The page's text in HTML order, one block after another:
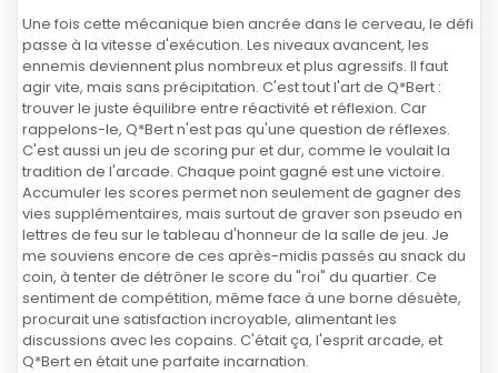
Une fois cette mécanique bien ancrée dans le cerveau, le défi
passe à la vitesse d'exécution. Les niveaux avancent, les
ennemis deviennent plus nombreux et plus agressifs. Il faut
agir vite, mais sans précipitation. C'est tout l'art de Q*Bert :
trouver le juste équilibre entre réactivité et réflexion. Car
rappelons-le, Q*Bert n'est pas qu'une question de réflexes.
C'est aussi un jeu de scoring pur et dur, comme le voulait la
tradition de l'arcade. Chaque point gagné est une victoire.
Accumuler les scores permet non seulement de gagner des
vies supplémentaires, mais surtout de graver son pseudo en
lettres de feu sur le tableau d'honneur de la salle de jeu. Je
me souviens encore de ces après-midis passés au snack du
coin, à tenter de détrôner le score du "roi" du quartier. Ce
sentiment de compétition, même face à une borne désuète,
procurait une satisfaction incroyable, alimentant les
discussions avec les copains. C'était ça, l'esprit arcade, et
Q*Bert en était une parfaite incarnation.